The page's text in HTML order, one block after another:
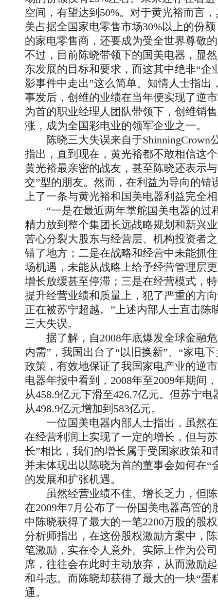
空间，有望达到50%。对于黄光裕而言
美占据全国家电零售市场30%以上的份
的家电零售商，还要成为受全世界尊敬
不过，目前陈晓带领下的国美电器，显
东发展的目标和要求，而这其中绝非“企
影事件中走出”这么简单。知情人士指出
事发后，创维的业绩在当年便实现了逆
为首的职业经理人团队带领下，创维销
涨，成为全国彩电业的领军企业之一。
陈晓三大失误来自于ShinningCrown
指出，直到现在，黄光裕都不敢相信这
黄光裕最亲密的战友，甚至陈晓还表示
交”型的朋友。然而，在利益为导向的错
上了一条与黄光裕和国美电器利益完全
“一是在最近两年掌舵国美电器的过
精力放到整个集团长远战略规划和新兴
苦心分裂大股东与经营层、机构投资者
错了地方；二是在战略和经营中未能抓
场机遇，未能从战略上给予经营管理层
增长放缓甚至停滞；三是在经营模式，
提升经营业绩和质量上，犯了严重的方
正在被苏宁超越。”上述内部人士直击陈
三大失误。
据了解，自2008年底爆发全球金融危
内需”，我国出台了“以旧换新”、“家电
政策，有效地保证了我国家电产业的逆
电器年报中看到，2008年至2009年期间
从458.9亿元下滑至426.7亿元。但苏宁
从498.9亿元增加到583亿元。
一位国美电器内部人士指出，虽然在
在经营利润上实现了一定的增长，但与
长”相比，我们的增长属于受国家政策和
并未体现出以陈晓为首的董事会如何在“
的发展和扩张机遇。
虽然经营业绩不佳、增长乏力，但陈
在2009年7月公布了一份国美电器高管的
中陈晓获得了最大的一笔2200万股的股
分析师指出，在这份股权激励方案中，
笔激励，实在令人意外。实际上作为公
席，往往会在此时主动放弃，从而激励
和斗志。而陈晓却获得了最大的一块“蛋
通。